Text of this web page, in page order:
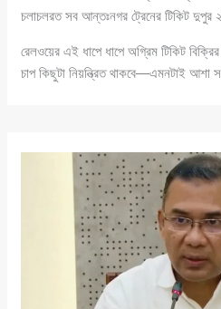
চলাচলরত সব আন্তঃনগর ট্রেনের টিকিট দুপুর
রেলওয়ের এই ধাপে ধাপে অগ্রিম টিকিট
চাপ কিছুটা নিয়ন্ত্রিত থাকবে—এমনটাই আশা